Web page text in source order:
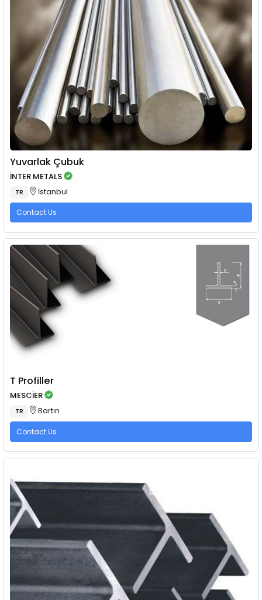
Yuvarlak Çubuk
İNTER METALS
TR İstanbul
Contact Us
T Profiller
MESCİER
TR Bartın
Contact Us